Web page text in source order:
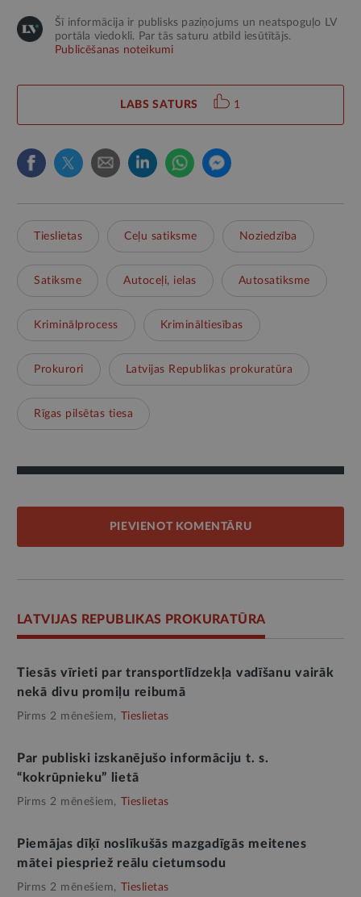
Šī informācija ir publisks paziņojums un neatspoguļo LV
portāla viedokli. Par tās saturu atbild iesūtītājs.
Publicēšanas noteikumi
LABS SATURS 1
Tieslietas Ceļu satiksme Noziedzība
Satiksme Autoceļi, ielas Autosatiksme
Kriminālprocess Krimināltiesības
Prokurori Latvijas Republikas prokuratūra
Rīgas pilsētas tiesa
PIEVIENOT KOMENTĀRU
LATVIJAS REPUBLIKAS PROKURATŪRA
Tiesās vīrieti par transportlīdzekļa vadīšanu vairāk
nekā divu promiļu reibumā
Pirms 2 mēnešiem, Tieslietas
Par publiski izskanējušo informāciju t. s.
“kokrūpnieku” lietā
Pirms 2 mēnešiem, Tieslietas
Piemājas dīķī noslīkušās mazgadīgās meitenes
mātei piespriež reālu cietumsodu
Pirms 2 mēnešiem, Tieslietas